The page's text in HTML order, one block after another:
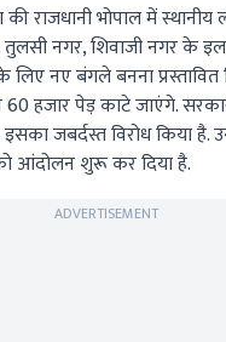
की राजधानी भोपाल में
नगर, शिवाजी नगर के
लिए नए बंगले बनना प्रस्तावित
हजार पेड़ काटे जाएंगे.
जबर्दस्त विरोध किया है.
आंदोलन शुरू कर दिया है.
ADVERTISEMENT